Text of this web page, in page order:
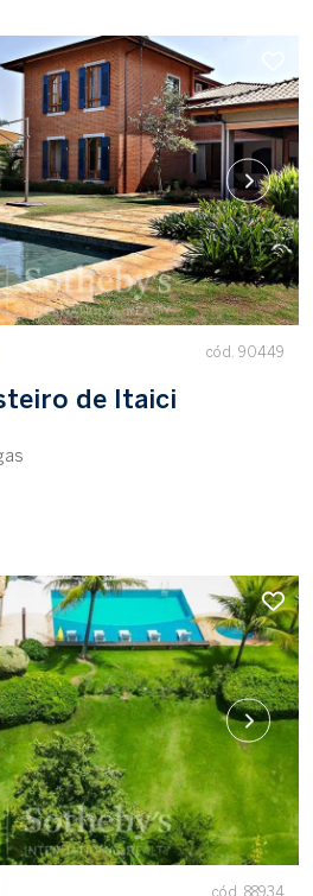
cód. 90449
de Itaici
cód. 88934